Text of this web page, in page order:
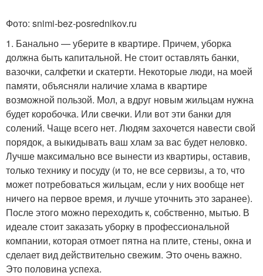
Фото: snimi-bez-posrednikov.ru
1. Банально — уберите в квартире. Причем, уборка
должна быть капитальной. Не стоит оставлять банки,
вазочки, салфетки и скатерти. Некоторые люди, на моей
памяти, объясняли наличие хлама в квартире
возможной пользой. Мол, а вдруг новым жильцам нужна
будет коробочка. Или свечки. Или вот эти банки для
солений. Чаще всего нет. Людям захочется навести свой
порядок, а выкидывать ваш хлам за вас будет неловко.
Лучше максимально все вынести из квартиры, оставив,
только технику и посуду (и то, не все сервизы, а то, что
может потребоваться жильцам, если у них вообще нет
ничего на первое время, и лучше уточнить это заранее).
После этого можно переходить к, собственно, мытью. В
идеале стоит заказать уборку в профессиональной
компании, которая отмоет пятна на плите, стены, окна и
сделает вид действительно свежим. Это очень важно.
Это половина успеха.